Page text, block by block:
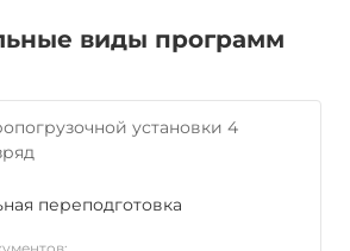
виды программ
установки 4
переподготовка